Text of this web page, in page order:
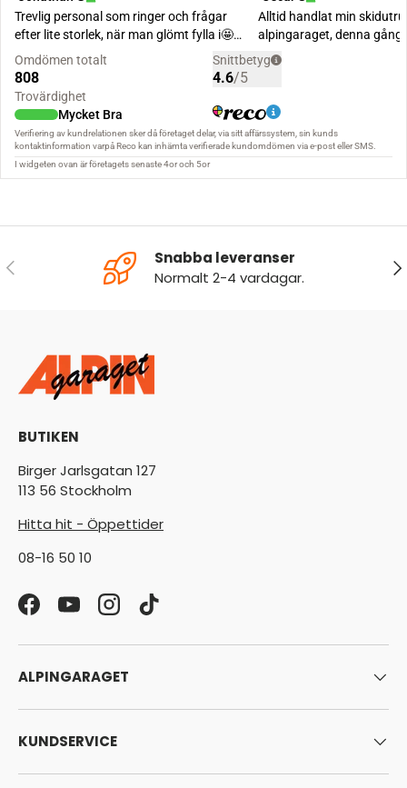
FÖREGÅENDE
Snabba leveranser
Normalt 2-4 vardagar.
BUTIKEN
Birger Jarlsgatan 127
113 56 Stockholm
Hitta hit - Öppettider
08-16 50 10
FacebookYouTubeInstagram
TikTok
ALPINGARAGET
KUNDSERVICE